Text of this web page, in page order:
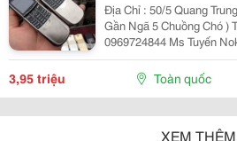
Địa Chỉ : 50/5 Quang
Gần Ngã 5 Chuồng Chó )
0969724844 Ms Tuyến Nokia 8800 Anakin Gold Mạ
Vàng 24K Siêu Thiết Kế
Trong Những Chiếc Điện
3,95 triệu Toàn quốc
XEM THÊM